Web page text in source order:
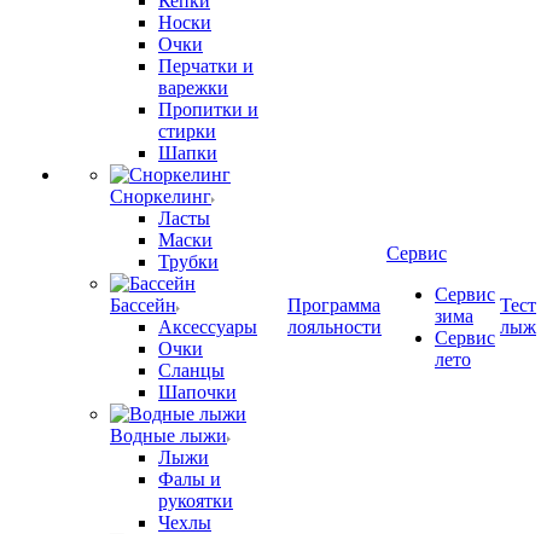
Носки
Очки
Перчатки и
варежки
Пропитки и
стирки
Шапки
Сноркелинг
Ласты
Маски
Трубки
Бассейн
Аксессуары
Очки
Сланцы
Шапочки
Водные лыжи
Лыжи
Фалы и
рукоятки
Чехлы
Программа
лояльности
Сервис
Сервис
зима
Сервис
лето
Тест
лыж